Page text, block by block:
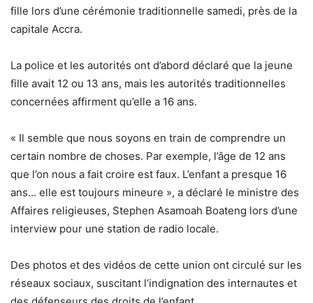
fille lors d’une cérémonie traditionnelle samedi, près de la
capitale Accra.
La police et les autorités ont d’abord déclaré que la jeune
fille avait 12 ou 13 ans, mais les autorités traditionnelles
concernées affirment qu’elle a 16 ans.
« Il semble que nous soyons en train de comprendre un
certain nombre de choses. Par exemple, l’âge de 12 ans
que l’on nous a fait croire est faux. L’enfant a presque 16
ans… elle est toujours mineure », a déclaré le ministre des
Affaires religieuses, Stephen Asamoah Boateng lors d’une
interview pour une station de radio locale.
Des photos et des vidéos de cette union ont circulé sur les
réseaux sociaux, suscitant l’indignation des internautes et